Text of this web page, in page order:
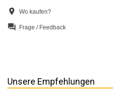
location_on Wo kaufen?
question_answer Frage / Feedback
Unsere Empfehlungen